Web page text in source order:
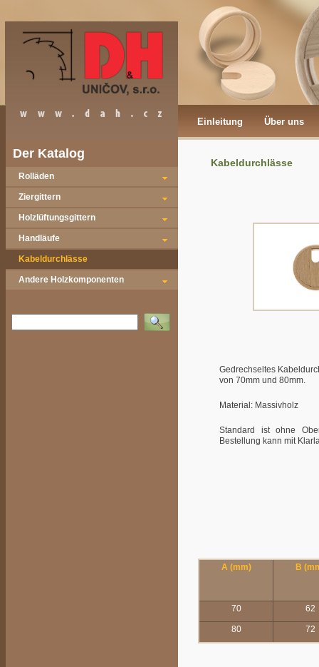
Einleitung Über uns
Der Katalog
Rolläden
Ziergittern
Holzlüftungsgittern
Handläufe
Kabeldurchlässe
Andere Holzkomponenten
Vyhledat
Kabeldurchlässe
Gedrechseltes
von 70mm und 80mm.
Material: Massivholz
Standard ist ohne
Bestellung kann mit
A (mm) B
70 62
80 72